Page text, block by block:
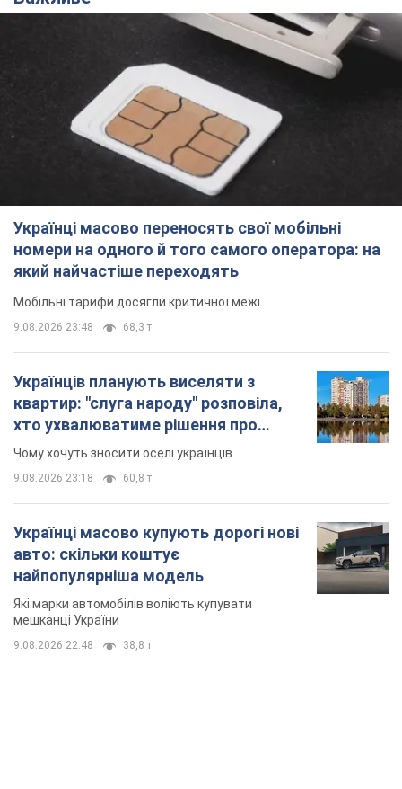
Українці масово переносять свої мобільні
номери на одного й того самого оператора: на
який найчастіше переходять
Мобільні тарифи досягли критичної межі
9.08.2026 23:48 68,3 т.
Українців планують виселяти з
квартир: "слуга народу" розповіла,
хто ухвалюватиме рішення про
знесення будинків
Чому хочуть зносити оселі українців
9.08.2026 23:18 60,8 т.
Українці масово купують дорогі нові
авто: скільки коштує
найпопулярніша модель
Які марки автомобілів воліють купувати
мешканці України
9.08.2026 22:48 38,8 т.